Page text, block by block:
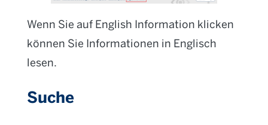
Wenn Sie auf English Information klicken
können Sie Informationen in Englisch
lesen.
Suche